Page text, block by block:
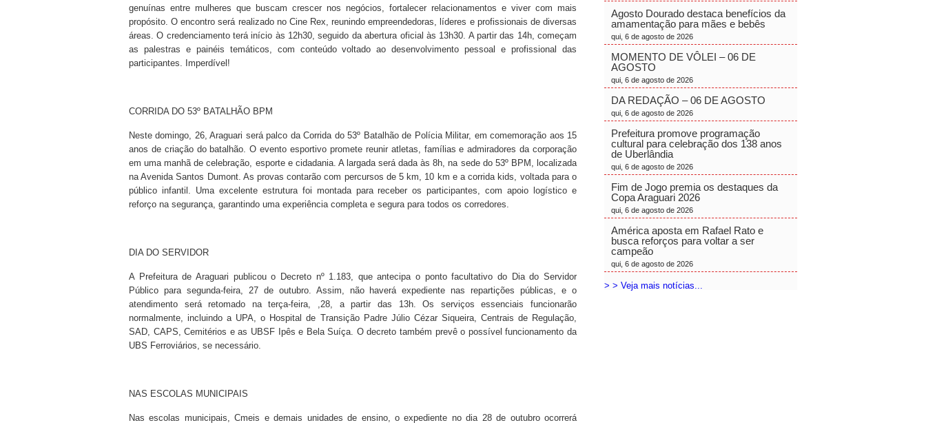
genuínas entre mulheres que buscam crescer nos negócios, fortalecer relacionamentos e viver com mais
propósito. O encontro será realizado no Cine Rex, reunindo empreendedoras, líderes e profissionais de diversas
áreas. O credenciamento terá início às 12h30, seguido da abertura oficial às 13h30. A partir das 14h, começam
as palestras e painéis temáticos, com conteúdo voltado ao desenvolvimento pessoal e profissional das
participantes. Imperdível!
CORRIDA DO 53º BATALHÃO BPM
Neste domingo, 26, Araguari será palco da Corrida do 53º Batalhão de Polícia Militar, em comemoração aos 15
anos de criação do batalhão. O evento esportivo promete reunir atletas, famílias e admiradores da corporação
em uma manhã de celebração, esporte e cidadania. A largada será dada às 8h, na sede do 53º BPM, localizada
na Avenida Santos Dumont. As provas contarão com percursos de 5 km, 10 km e a corrida kids, voltada para o
público infantil. Uma excelente estrutura foi montada para receber os participantes, com apoio logístico e
reforço na segurança, garantindo uma experiência completa e segura para todos os corredores.
DIA DO SERVIDOR
A Prefeitura de Araguari publicou o Decreto nº 1.183, que antecipa o ponto facultativo do Dia do Servidor
Público para segunda-feira, 27 de outubro. Assim, não haverá expediente nas repartições públicas, e o
atendimento será retomado na terça-feira, ,28, a partir das 13h. Os serviços essenciais funcionarão
normalmente, incluindo a UPA, o Hospital de Transição Padre Júlio Cézar Siqueira, Centrais de Regulação,
SAD, CAPS, Cemitérios e as UBSF Ipês e Bela Suíça. O decreto também prevê o possível funcionamento da
UBS Ferroviários, se necessário.
NAS ESCOLAS MUNICIPAIS
Nas escolas municipais, Cmeis e demais unidades de ensino, o expediente no dia 28 de outubro ocorrerá
Agosto Dourado destaca benefícios da
amamentação para mães e bebês
qui, 6 de agosto de 2026
MOMENTO DE VÔLEI – 06 DE
AGOSTO
qui, 6 de agosto de 2026
DA REDAÇÃO – 06 DE AGOSTO
qui, 6 de agosto de 2026
Prefeitura promove programação
cultural para celebração dos 138 anos
de Uberlândia
qui, 6 de agosto de 2026
Fim de Jogo premia os destaques da
Copa Araguari 2026
qui, 6 de agosto de 2026
América aposta em Rafael Rato e
busca reforços para voltar a ser
campeão
qui, 6 de agosto de 2026
> > Veja mais notícias...